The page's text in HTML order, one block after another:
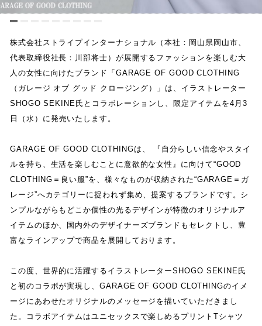
株式会社ストライプインターナショナル （本社 ： 岡山県岡山市、
代表取締役社長 ： 川部将士 ） が展開するファッションを楽しむ大
人の女性に向けたブランド 「 GARAGE OF GOOD CLOTHING
（ ガレージ オブ グッド クロージング ） 」 は 、 イラストレーター
SHOGO SEKINE氏とコラボレーションし 、 限定アイテムを4 月3
日
（ 水 ） に発売いたします 。
GARAGE OF GOOD CLOTHINGは 、 『 自分らしい信念やスタイ
ルを持ち 、 生活を楽しむことに意欲的な女性 』 に向けて“GOOD
CLOTHING ＝良い服”を 、 様々なものが収納された“GARAGE ＝ガ
レージ”へカテゴリーに捉われず集め、提案するブランドです 。 シ
ンプルながらもどこか個性の光るデザインが特徴のオリジナルア
イテムのほか、 国内外のデザイナーズブランドもセレクトし 、 豊
富なラインアップで商品を展開しております 。
この度、 世界的に活躍するイラストレーターSHOGO SEKINE氏
と初のコラボが実現し 、GARAGE OF GOOD CLOTHINGのイメ
ージにあわせたオリジナルのメッセージを描いていただきまし
た 。 コラボアイテムはユニセックスで楽しめるプリント Tシャツ